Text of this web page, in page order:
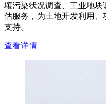
壤污染状况调查、工业地
估服务，为土地开发利用
支持。
查看详情